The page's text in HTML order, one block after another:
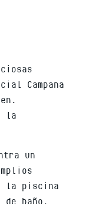
Campana
la
un
la piscina
baño.